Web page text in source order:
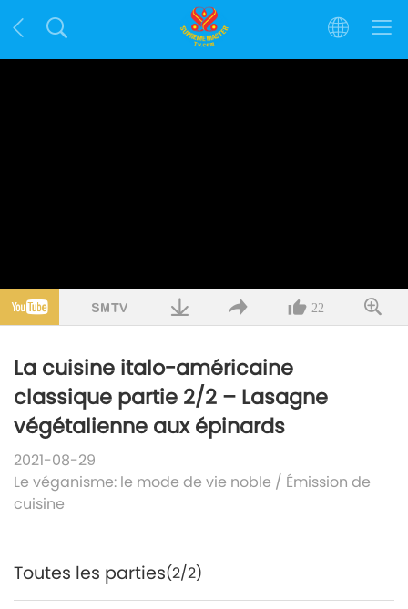
22
La cuisine italo-américaine
classique partie 2/2 – Lasagne
végétalienne aux épinards
2021-08-29
Le véganisme: le mode de vie noble / Émission de
cuisine
Toutes les parties(2/2)